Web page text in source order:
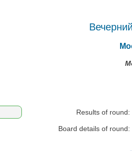
Results of round:
Board details of round: